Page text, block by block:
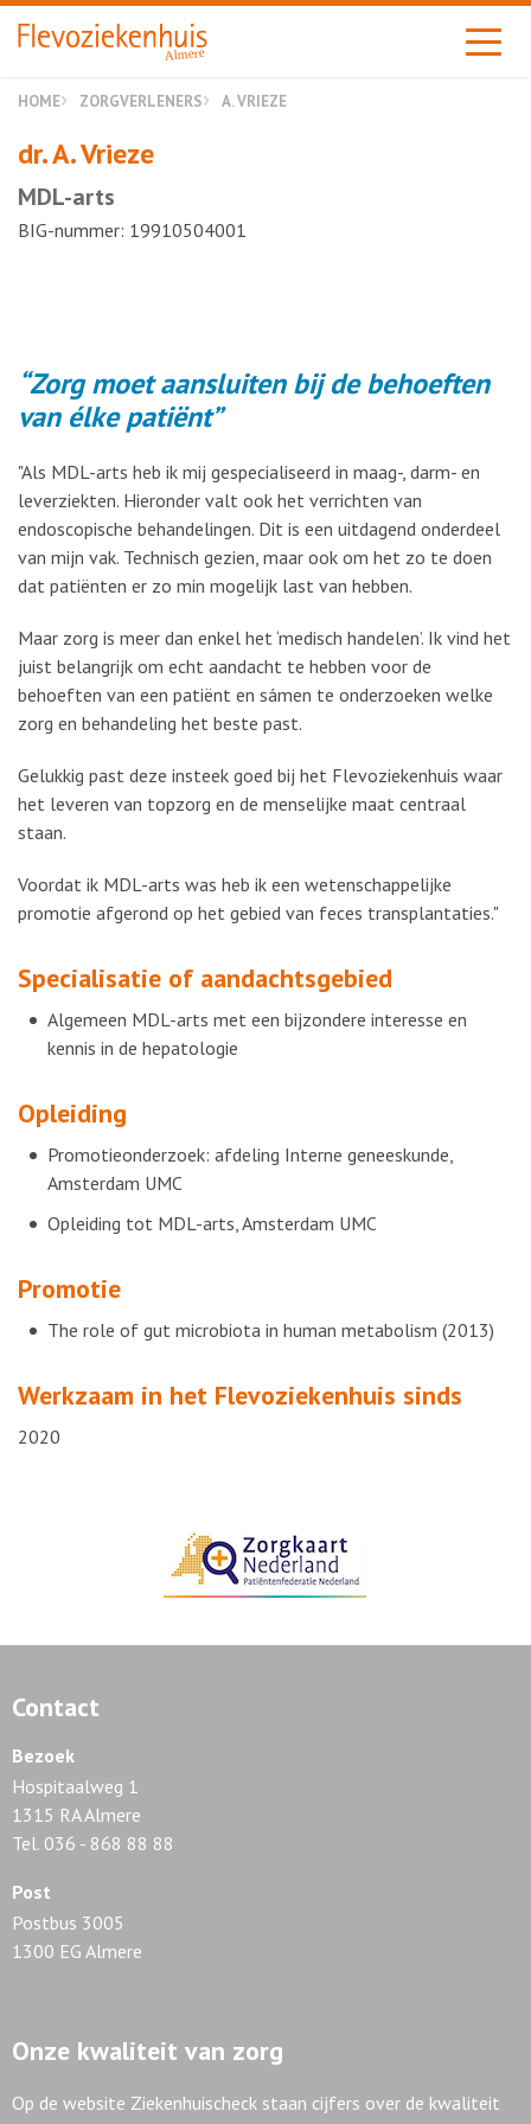
Almere
HOME ZORGVERLENERS A. VRIEZE
dr. A. Vrieze
MDL-arts
BIG-nummer: 19910504001
Zorg moet aansluiten bij de behoeften
van élke patiënt
"Als MDL-arts heb ik mij gespecialiseerd in maag-, darm- en
leverziekten. Hieronder valt ook het verrichten van
endoscopische behandelingen. Dit is een uitdagend onderdeel
van mijn vak. Technisch gezien, maar ook om het zo te doen
dat patiënten er zo min mogelijk last van hebben.
Maar zorg is meer dan enkel het ‘medisch handelen’. Ik vind het
juist belangrijk om echt aandacht te hebben voor de
behoeften van een patiënt en sámen te onderzoeken welke
zorg en behandeling het beste past.
Gelukkig past deze insteek goed bij het Flevoziekenhuis waar
het leveren van topzorg en de menselijke maat centraal
staan.
Voordat ik MDL-arts was heb ik een wetenschappelijke
promotie afgerond op het gebied van feces transplantaties."
Specialisatie of aandachtsgebied
Algemeen MDL-arts met een bijzondere interesse en
kennis in de hepatologie
Opleiding
Promotieonderzoek: afdeling Interne geneeskunde,
Amsterdam UMC
Opleiding tot MDL-arts, Amsterdam UMC
Promotie
The role of gut microbiota in human metabolism (2013)
Werkzaam in het Flevoziekenhuis sinds
2020
Contact
Bezoek
Hospitaalweg 1
1315 RA Almere
Tel. 036 - 868 88 88
Post
Postbus 3005
1300 EG Almere
Onze kwaliteit van zorg
Op de website Ziekenhuischeck staan cijfers over de kwaliteit